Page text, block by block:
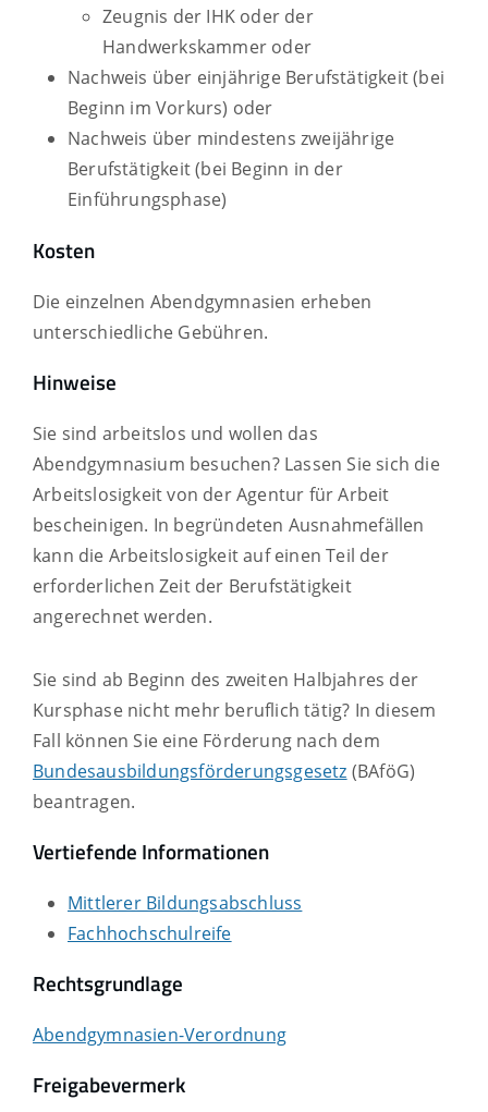
Zeugnis der IHK oder der
Handwerkskammer oder
Nachweis über einjährige Berufstätigkeit (bei
Beginn im Vorkurs) oder
Nachweis über mindestens zweijährige
Berufstätigkeit (bei Beginn in der
Einführungsphase)
Kosten
Die einzelnen Abendgymnasien erheben
unterschiedliche Gebühren.
Hinweise
Sie sind arbeitslos und wollen das
Abendgymnasium besuchen? Lassen Sie sich die
Arbeitslosigkeit von der Agentur für Arbeit
bescheinigen. In begründeten Ausnahmefällen
kann die Arbeitslosigkeit auf einen Teil der
erforderlichen Zeit der Berufstätigkeit
angerechnet werden.
Sie sind ab Beginn des zweiten Halbjahres der
Kursphase nicht mehr beruflich tätig? In diesem
Fall können Sie eine Förderung nach dem
Bundesausbildungsförderungsgesetz (BAföG)
beantragen.
Vertiefende Informationen
Mittlerer Bildungsabschluss
Fachhochschulreife
Rechtsgrundlage
Abendgymnasien-Verordnung
Freigabevermerk